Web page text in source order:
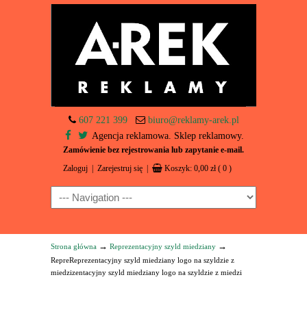
607 221 399
biuro@reklamy-arek.pl
Agencja reklamowa. Sklep reklamowy.
Zamówienie bez rejestrowania lub zapytanie e-mail.
Zaloguj Zarejestruj się Koszyk: 0,00 zł ( 0 )
Navigation
Strona główna → Reprezentacyjny szyld miedziany →
RepreReprezentacyjny szyld miedziany logo na szyldzie z
miedzizentacyjny szyld miedziany logo na szyldzie z miedzi